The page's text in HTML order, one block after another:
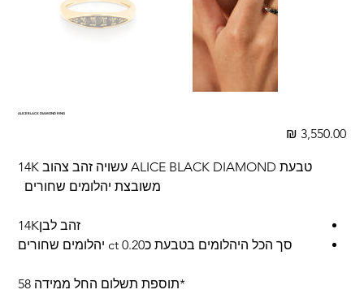
ALICE BLACK DIAMOND RING
מחיר ‏3,550.00 ‏₪
טבעת ALICE BLACK DIAMOND עשויה זהב צהוב 14K
משובצת יהלומים שחורים
זהב לבן14K
סך הכל היהלומים בטבעת כ0.20 ct יהלומים שחורים
*תוספת תשלום החל ממידה 58